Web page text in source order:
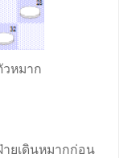
วหมาก
ยเดินหมากก่อน